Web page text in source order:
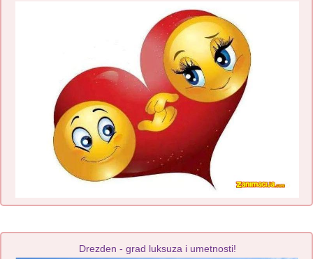
Drezden - grad luksuza i umetnosti!